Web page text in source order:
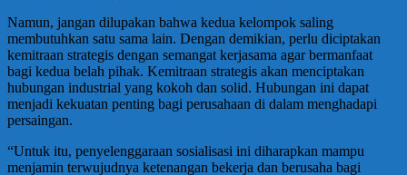
Namun, jangan dilupakan bahwa kedua kelompok saling
membutuhkan satu sama lain. Dengan demikian, perlu diciptakan
kemitraan strategis dengan semangat kerjasama agar bermanfaat
bagi kedua belah pihak. Kemitraan strategis akan menciptakan
hubungan industrial yang kokoh dan solid. Hubungan ini dapat
menjadi kekuatan penting bagi perusahaan di dalam menghadapi
persaingan.
“Untuk itu, penyelenggaraan sosialisasi ini diharapkan mampu
menjamin terwujudnya ketenangan bekerja dan berusaha bagi